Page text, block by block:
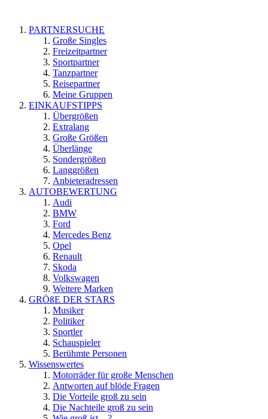
PARTNERSUCHE
Große Singles
Freizeitpartner
Sportpartner
Tanzpartner
Reisepartner
Meine Gruppen
EINKAUFSTIPPS
Übergrößen
Extralang
Große Größen
Überlänge
Sondergrößen
Langgrößen
Anbieteradressen
AUTOBEWERTUNG
Audi
BMW
Ford
Mercedes Benz
Opel
Renault
Skoda
Volkswagen
Weitere Marken
GRÖßE DER STARS
Musiker
Politiker
Sportler
Schauspieler
Berühmte Personen
Wissenswertes
Motorräder für große Menschen
Antworten auf blöde Fragen
Die Vorteile groß zu sein
Die Nachteile groß zu sein